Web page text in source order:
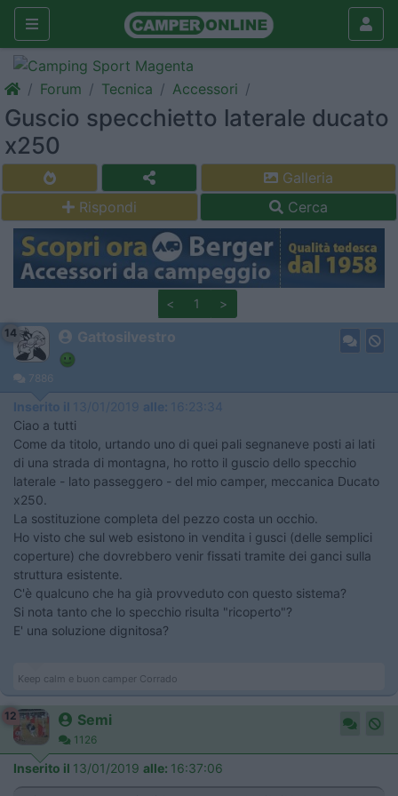
Forum Tecnica Accessori
Guscio specchietto laterale ducato
x250
Galleria
Rispondi
Cerca
< 1 >
14 Gattosilvestro
7886
Inserito il 13/01/2019 alle: 16:23:34
Ciao a tutti
Come da titolo, urtando uno di quei pali segnaneve posti ai lati
di una strada di montagna, ho rotto il guscio dello specchio
laterale - lato passeggero - del mio camper, meccanica Ducato
x250.
La sostituzione completa del pezzo costa un occhio.
Ho visto che sul web esistono in vendita i gusci (delle semplici
coperture) che dovrebbero venir fissati tramite dei ganci sulla
struttura esistente.
C'è qualcuno che ha già provveduto con questo sistema?
Si nota tanto che lo specchio risulta "ricoperto"?
E' una soluzione dignitosa?
Keep calm e buon camper Corrado
12 Semi
1126
Inserito il 13/01/2019 alle: 16:37:06